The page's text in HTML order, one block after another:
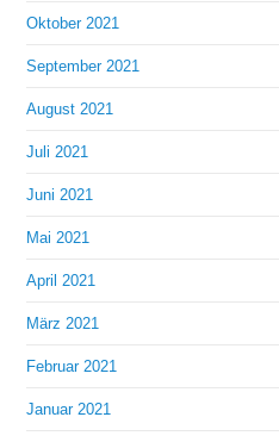
Oktober 2021
September 2021
August 2021
Juli 2021
Juni 2021
Mai 2021
April 2021
März 2021
Februar 2021
Januar 2021